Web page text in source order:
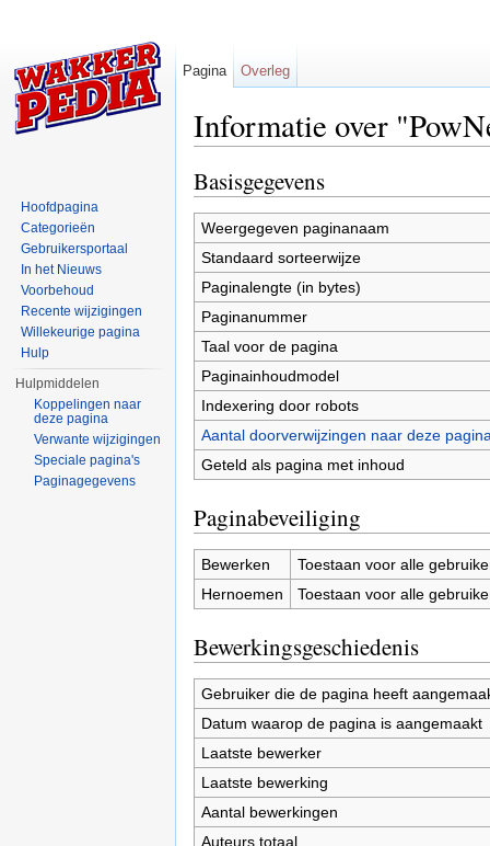
Informatie over
Basisgegevens
Weergegeven paginanaam
Standaard sorteerwijze
Paginalengte (in bytes)
Paginanummer
Taal voor de pagina
Paginainhoudmodel
Indexering door robots
Aantal doorverwijzingen naar deze
Geteld als pagina met inhoud
Paginabeveiliging
Bewerken
Toestaan voor alle
Hernoemen
Toestaan voor alle
Bewerkingsgeschiedenis
Gebruiker die de pagina heeft
Datum waarop de pagina is aangemaakt
Laatste bewerker
Laatste bewerking
Aantal bewerkingen
Auteurs totaal
Pagina Overleg
Hoofdpagina
Categorieën
Gebruikersportaal
In het Nieuws
Voorbehoud
Recente wijzigingen
Willekeurige pagina
Hulp
Hulpmiddelen
Koppelingen naar
deze pagina
Verwante wijzigingen
Speciale pagina's
Paginagegevens